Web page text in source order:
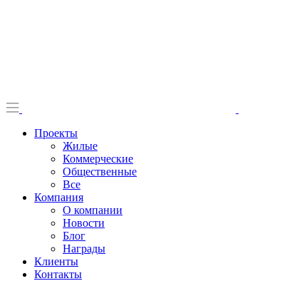
Проекты
Жилые
Коммерческие
Общественные
Все
Компания
О компании
Новости
Блог
Награды
Клиенты
Контакты